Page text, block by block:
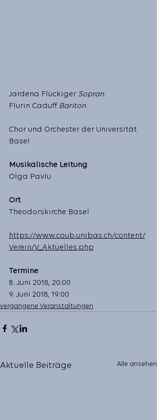
Jardena Flückiger Sopran
Flurin Caduff Bariton
Chor und Orchester der Universität
Basel
Musikalische Leitung
Olga Pavlu
Ort
Theodorskirche Basel
https://www.coub.unibas.ch/content/
Verein/V_Aktuelles.php
Termine
8. Juni 2018, 20:00
9. Juni 2018, 19:00
vergangene Veranstaltungen
Aktuelle Beiträge Alle ansehen